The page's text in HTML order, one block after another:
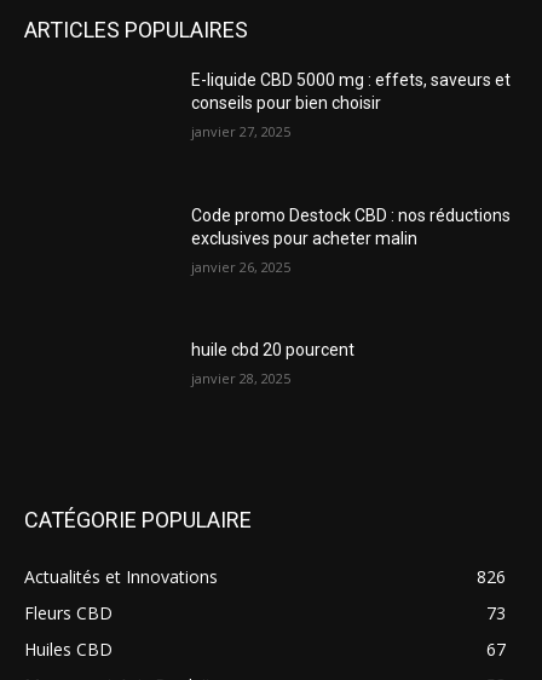
ARTICLES POPULAIRES
E-liquide CBD 5000 mg : effets, saveurs et
conseils pour bien choisir
janvier 27, 2025
Code promo Destock CBD : nos réductions
exclusives pour acheter malin
janvier 26, 2025
huile cbd 20 pourcent
janvier 28, 2025
CATÉGORIE POPULAIRE
Actualités et Innovations
826
Fleurs CBD
73
Huiles CBD
67